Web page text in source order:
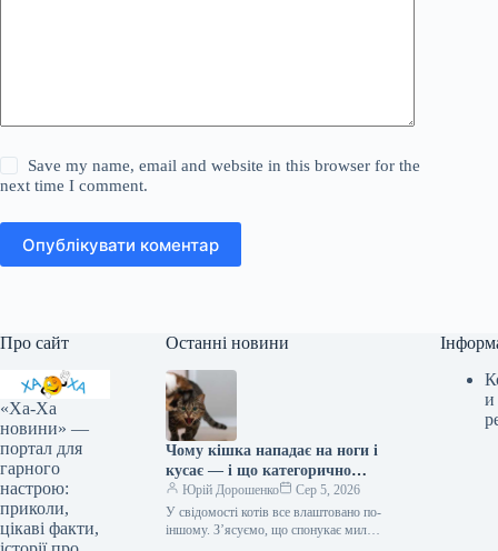
Save my name, email and website in this browser for the
next time I comment.
Опублікувати коментар
Про сайт
«Ха-Ха
новини» —
портал для
гарного
настрою:
приколи,
цікаві факти,
Останні новини
Чому кішка нападає на ноги і
кусає — і що категорично
заборонено робити у відповідь
Юрій Дорошенко
Сер 5, 2026
У свідомості котів все влаштовано по-
іншому. З’ясуємо, що спонукає милу
и